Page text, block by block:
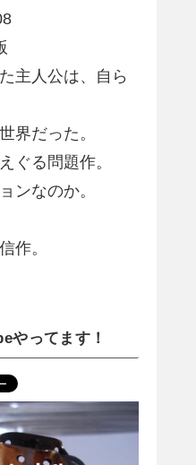
主人公は、自ら
界だった。
ぐる問題作。
ンなのか。
作。
やってます！